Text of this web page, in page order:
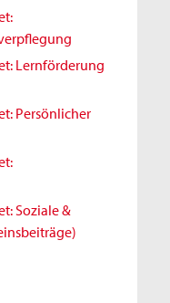
Lernförderung
Persönlicher
Soziale &